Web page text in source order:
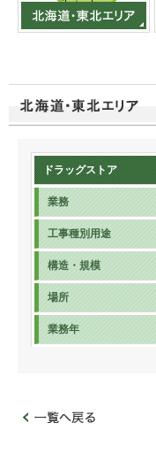
ドラッグストア
業務
工事種別用途
構造・規模
場所
業務年